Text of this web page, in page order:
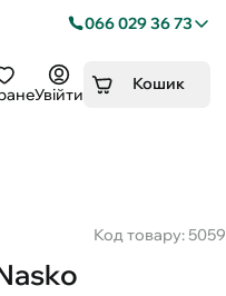
066 029 36 73
Увійти
Кошик
Код товару: 5059